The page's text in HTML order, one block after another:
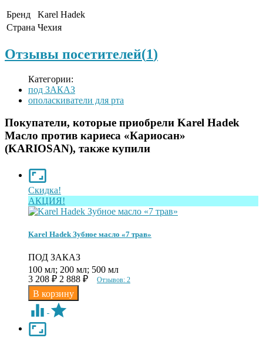
Бренд
Karel Hadek
Страна Чехия
Отзывы посетителей(1)
Категории:
под ЗАКАЗ
ополаскиватели для рта
Покупатели, которые приобрели Karel Hadek
Масло против кариеса «Кариосан»
(KARIOSAN), также купили
Скидка!
АКЦИЯ!
Karel Hadek Зубное масло «7 трав»
ПОД ЗАКАЗ
100 мл; 200 мл; 500 мл
3 208 ₽ 2 888 ₽ Отзывов: 2